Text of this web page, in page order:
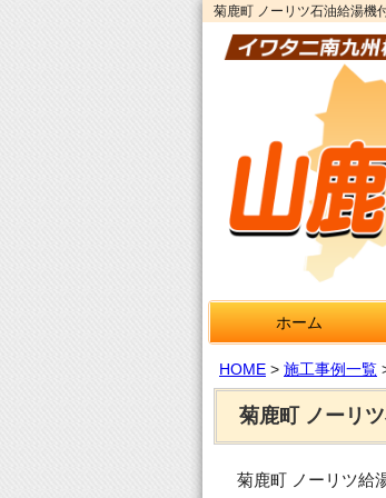
菊鹿町 ノーリツ石油給湯機
ホーム
HOME > 施工事例一覧
菊鹿町 ノーリ
菊鹿町 ノーリツ給